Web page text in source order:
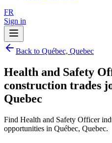
FR
Sign in
Back to Québec, Quebec
Health and Safety
construction trades
Quebec
Find Health and Safety Officer
opportunities in Québec, Quebec.